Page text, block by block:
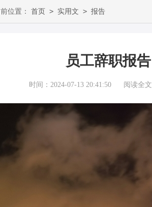
位置： 首页 > 实用文 > 报告
员工辞职报告
时间：2024-07-13 20:41:50 阅读全文